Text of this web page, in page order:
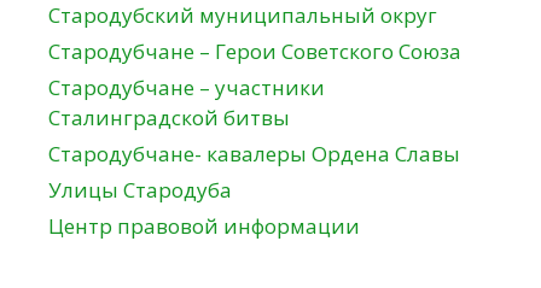
Стародубский муниципальный округ
Стародубчане – Герои Советского Союза
Стародубчане – участники
Сталинградской битвы
Стародубчане- кавалеры Ордена Славы
Улицы Стародуба
Центр правовой информации